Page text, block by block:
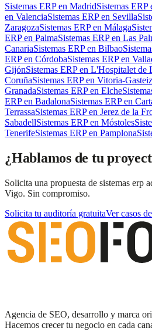
Sistemas ERPen MadridSistemas ERP
en ValenciaSistemas ERPen Sevilla
ZaragozaSistemas ERPen Málaga
ERPen PalmaSistemas ERPen Las
CanariaSistemas ERPen Bilbao
ERPen CórdobaSistemas ERPen
GijónSistemas ERPen L'Hospitalet de
CoruñaSistemas ERPen Vitoria-Gasteiz
GranadaSistemas ERPen Elche
ERPen BadalonaSistemas ERPen
TerrassaSistemas ERPen Jerez de la
SabadellSistemas ERPen Móstoles
TenerifeSistemas ERPen Pamplona
¿Hablamos de tu
Solicita una propuesta de sistemas erp
Vigo. Sin compromiso.
Solicita tu auditoría gratuitaVer casos
Agencia de SEO, desarrollo y marca
Hacemos crecer tu negocio en cada